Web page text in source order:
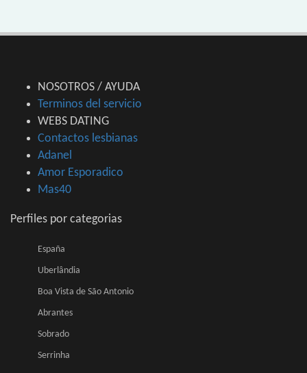
NOSOTROS / AYUDA
Terminos del servicio
WEBS DATING
Contactos lesbianas
Adanel
Amor Esporadico
Mas40
Perfiles por categorias
España
Uberlândia
Boa Vista de São Antonio
Abrantes
Sobrado
Serrinha